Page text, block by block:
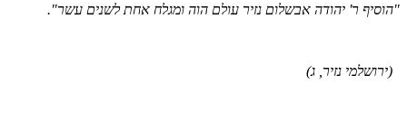
ר' יהודה אבשלום נזיר עולם הוה ומגלח אחת לשנים עשר".
(ירושלמי נזיר, ג)